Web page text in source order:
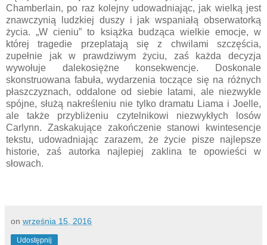
Chamberlain, po raz kolejny udowadniając, jak wielką jest
znawczynią ludzkiej duszy i jak wspaniałą obserwatorką
życia. „W cieniu” to książka budząca wielkie emocje, w
której tragedie przeplatają się z chwilami szczęścia,
zupełnie jak w prawdziwym życiu, zaś każda decyzja
wywołuje dalekosiężne konsekwencje. Doskonale
skonstruowana fabuła, wydarzenia toczące się na różnych
płaszczyznach, oddalone od siebie latami, ale niezwykle
spójne, służą nakreśleniu nie tylko dramatu Liama i Joelle,
ale także przybliżeniu czytelnikowi niezwykłych losów
Carlynn. Zaskakujące zakończenie stanowi kwintesencje
tekstu, udowadniając zarazem, że życie pisze najlepsze
historie, zaś autorka najlepiej zaklina te opowieści w
słowach.
on września 15, 2016
Udostępnij